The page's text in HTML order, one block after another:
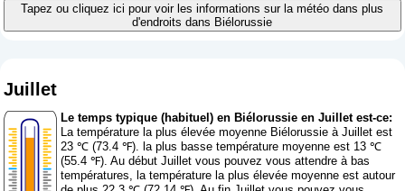
Tapez ou cliquez ici pour voir les informations sur la météo dans plus
d'endroits dans Biélorussie
Juillet
Le temps typique (habituel) en Biélorussie en Juillet est-ce:
La température la plus élevée moyenne Biélorussie à Juillet est
23 ℃ (73.4 ℉). la plus basse température moyenne est 13 ℃
(55.4 ℉). Au début Juillet vous pouvez vous attendre à bas
températures, la température la plus élevée moyenne est autour